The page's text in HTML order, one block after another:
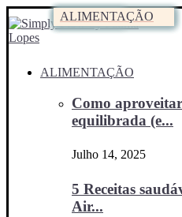
ALIMENTAÇÃO
Como
equilibrada (e...
Julho 14, 2025
5 Receitas
Air...
ALIMENTAÇÃO
ALIMENTAÇÃO
SAÚDE
SAÚDE
ALIMENTAÇÃO
ALIMENTAÇÃO